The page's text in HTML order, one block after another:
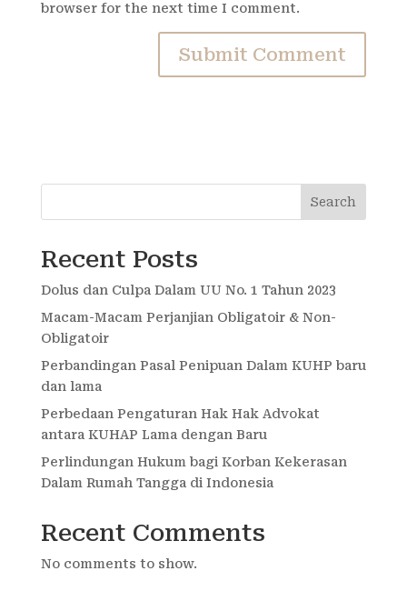
browser for the next time I comment.
Search
Recent Posts
Dolus dan Culpa Dalam UU No. 1 Tahun 2023
Macam-Macam Perjanjian Obligatoir & Non-
Obligatoir
Perbandingan Pasal Penipuan Dalam KUHP baru
dan lama
Perbedaan Pengaturan Hak Hak Advokat
antara KUHAP Lama dengan Baru
Perlindungan Hukum bagi Korban Kekerasan
Dalam Rumah Tangga di Indonesia
Recent Comments
No comments to show.